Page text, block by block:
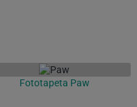
Fototapeta Paw